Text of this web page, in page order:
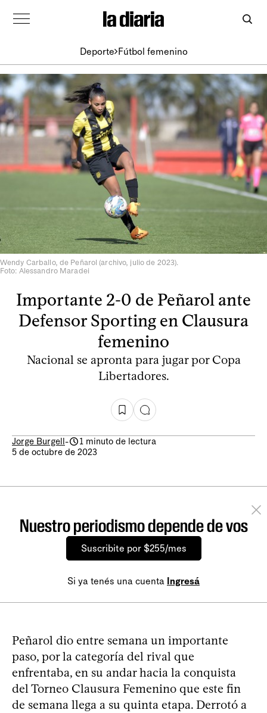
Deporte Fútbol femenino
Wendy Carballo, de Peñarol (archivo, julio de 2023).
Foto: Alessandro Maradei
Importante 2-0 de Peñarol ante
Defensor Sporting en Clausura
femenino
Nacional se apronta para jugar por Copa
Libertadores.
Jorge Burgell-
1 minuto de lectura
5 de octubre de 2023
Nuestro periodismo depende de vos
Suscribite por $255/mes
Si ya tenés una cuenta Ingresá
Peñarol dio entre semana un importante
paso, por la categoría del rival que
enfrentaba, en su andar hacia la conquista
del Torneo Clausura Femenino que este fin
de semana llega a su quinta etapa. Derrotó a